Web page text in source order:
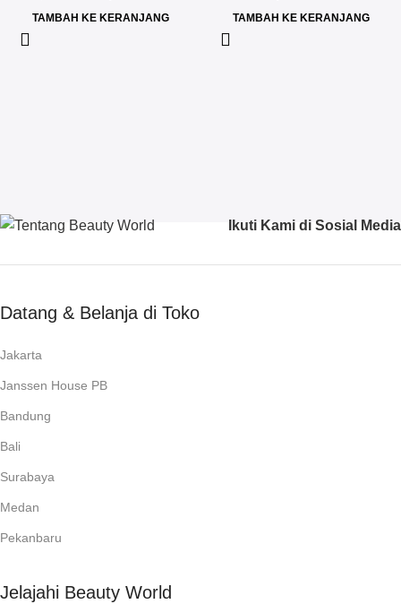
TAMBAH KE KERANJANG TAMBAH KE KERANJANG
Ikuti Kami di Sosial Media
Datang & Belanja di Toko
Jakarta
Janssen House PB
Bandung
Bali
Surabaya
Medan
Pekanbaru
Jelajahi Beauty World